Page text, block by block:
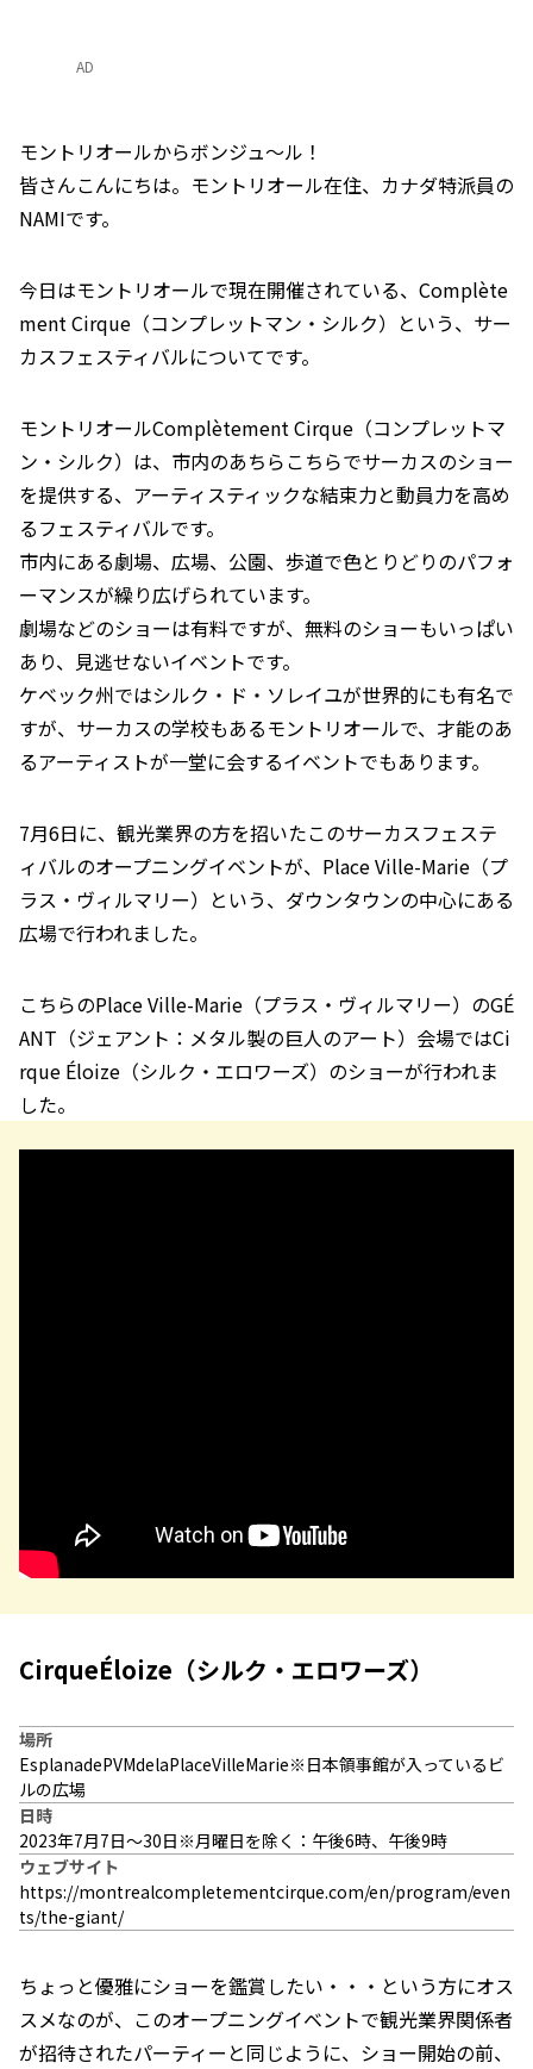
AD
モントリオールからボンジュ～ル！
皆さんこんにちは。モントリオール在住、カナダ特派員の
NAMIです。
今日はモントリオールで現在開催されている、Complète
ment Cirque（コンプレットマン・シルク）という、サー
カスフェスティバルについてです。
モントリオールComplètement Cirque（コンプレットマ
ン・シルク）は、市内のあちらこちらでサーカスのショー
を提供する、アーティスティックな結束力と動員力を高め
るフェスティバルです。
市内にある劇場、広場、公園、歩道で色とりどりのパフォ
ーマンスが繰り広げられています。
劇場などのショーは有料ですが、無料のショーもいっぱい
あり、見逃せないイベントです。
ケベック州ではシルク・ド・ソレイユが世界的にも有名で
すが、サーカスの学校もあるモントリオールで、才能のあ
るアーティストが一堂に会するイベントでもあります。
7月6日に、観光業界の方を招いたこのサーカスフェステ
ィバルのオープニングイベントが、Place Ville-Marie（プ
ラス・ヴィルマリー）という、ダウンタウンの中心にある
広場で行われました。
こちらのPlace Ville-Marie（プラス・ヴィルマリー）のGÉ
ANT（ジェアント：メタル製の巨人のアート）会場ではCi
rque Éloize（シルク・エロワーズ）のショーが行われま
した。
CirqueÉloize（シルク・エロワーズ）
場所
EsplanadePVMdelaPlaceVilleMarie※日本領事館が入っているビ
ルの広場
日時
2023年7月7日～30日※月曜日を除く：午後6時、午後9時
ウェブサイト
https://montrealcompletementcirque.com/en/program/even
ts/the-giant/
ちょっと優雅にショーを鑑賞したい・・・という方にオス
スメなのが、このオープニングイベントで観光業界関係者
が招待されたパーティーと同じように、ショー開始の前、